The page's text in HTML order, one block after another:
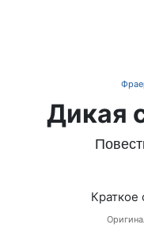
Дикая
Краткое